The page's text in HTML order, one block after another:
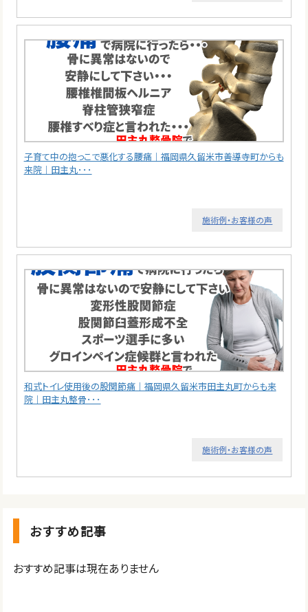
子育て中の抱っこで悪化する腰痛｜福岡県久留米市善導寺町からも
来院｜田主丸･･･
施術例・お客様の声
和式トイレ使用後の股関節痛｜福岡県久留米市田主丸町からも来
院｜田主丸整骨･･･
施術例・お客様の声
おすすめ記事
おすすめ記事は現在ありません